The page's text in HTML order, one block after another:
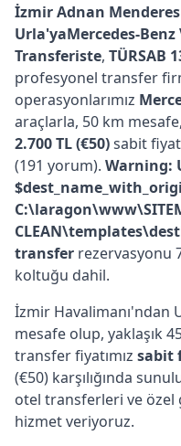
İzmir Adnan
Urla'yaMercedes-
Transferiste, TÜRSAB
profesyonel transfer
operasyonlarımız
araçlarla, 50 km
2.700 TL (€50)sabit
(191 yorum). Warning:
transfer rezervasyonu
koltuğu dahil.
İzmir Havalimanı'ndan
mesafe olup, yaklaşık
transfer fiyatımız sabit
(€50) karşılığında
otel transferleri ve
hizmet veriyoruz.